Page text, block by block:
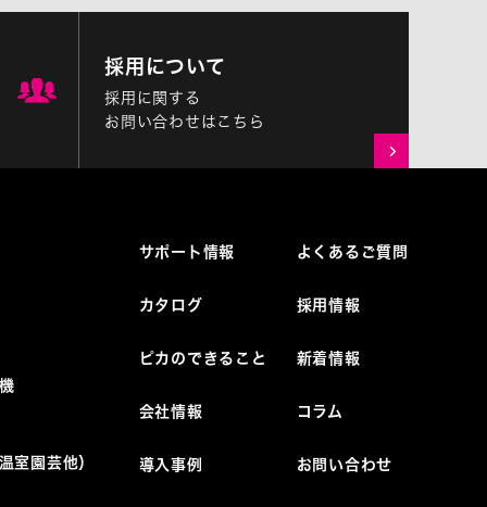
採用について
採用に関する
お問い合わせはこちら
室園芸他）
サポート情報
カタログ
ピカのできること
会社情報
導入事例
よくあるご質問
採用情報
新着情報
コラム
お問い合わせ